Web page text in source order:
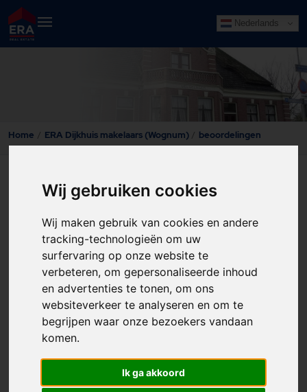
Wij gebruiken cookies
Wij maken gebruik van cookies en andere
tracking-technologieën om uw
surfervaring op onze website te
verbeteren, om gepersonaliseerde inhoud
en advertenties te tonen, om ons
websiteverkeer te analyseren en om te
begrijpen waar onze bezoekers vandaan
komen.
Ik ga akkoord
Nederlands
beoordelingen
Home ERA Dijkhuis makelaars (Wognum) beoordelingen
Funda reviews